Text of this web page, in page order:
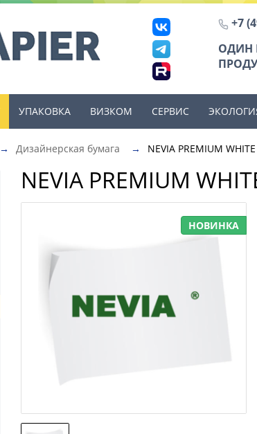
+7
ОДИН
УПАКОВКА ВИЗКОМ СЕРВИС
→ Дизайнерская бумага → NEVIA PREMIUM WHITE
NEVIA PREMIUM
НОВИНКА